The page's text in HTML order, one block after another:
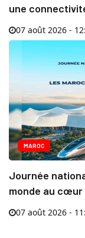
une
07 août 2026 -
MAROC
Journée
monde au cœur
07 août 2026 -